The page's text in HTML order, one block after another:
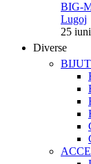
BIG-
Lugoj
25
Diverse